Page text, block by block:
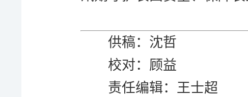
供稿：沈哲
校对：顾益
责任编辑：王士超